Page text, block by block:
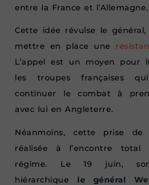
entre la France et l’Allemagne.
Cette idée révulse le
mettre en place une
L’appel est un moyen pour
les troupes françaises
continuer le combat à
avec lui en Angleterre.
Néanmoins, cette prise de
réalisée à l’encontre total
régime. Le 19 juin,
hiérarchique le général